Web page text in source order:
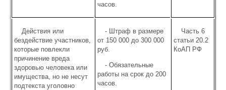
часов.
Действия или
бездействие участников,
которые повлекли
причинение вреда
здоровью человека или
имущества, но не несут
подтекста уголовно
- Штраф в размере
от 150 000 до 300 000
руб.
- Обязательные
работы на срок до 200
часов.
Часть 6
статьи 20.2
КоАП РФ